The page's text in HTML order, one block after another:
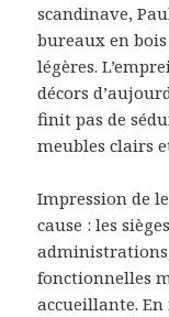
scandinave,
bureaux en
légères.
décors
finit pas de
meubles clairs
Impression de
cause : les
fonctionnelles
accueillante.